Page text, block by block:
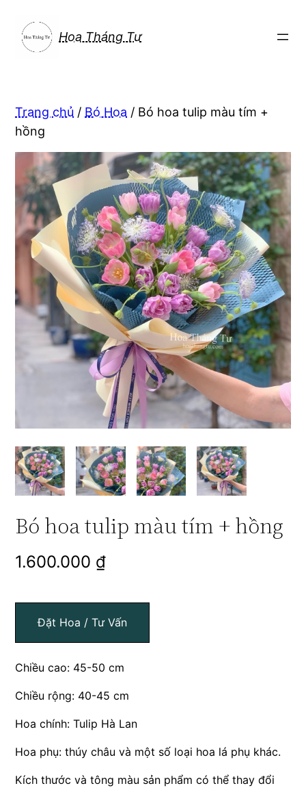
phần
Hoa Tháng Tư
Trang chủ / Bó Hoa / Bó hoa tulip màu tím +
hồng
Bó hoa tulip màu tím + hồng
1.600.000 ₫
Đặt Hoa / Tư Vấn
Chiều cao: 45-50 cm
Chiều rộng: 40-45 cm
Hoa chính: Tulip Hà Lan
Hoa phụ: thúy châu và một số loại hoa lá phụ khác.
Kích thước và tông màu sản phẩm có thể thay đổi